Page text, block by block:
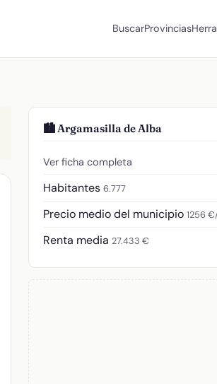
BuscarProvincias
🏙️ Argamasilla de Alba
Ver ficha completa
Habitantes 6.777
Precio medio del municipio 1256
Renta media 27.433 €